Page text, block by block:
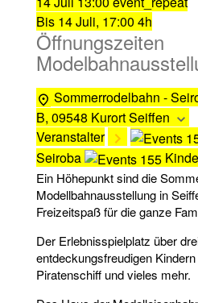
Bis 14 Juli, 17:00 4h
Öffnungszeiten
Sommerrodelbahn -
B, 09548 Kurort Seiffen
Veranstalter
Seiroba
Ein Höhepunkt sind die
Modellbahnausstellung in
Freizeitspaß für die ganze
Der Erlebnisspielplatz über
entdeckungsfreudigen
Piratenschiff und vieles mehr.